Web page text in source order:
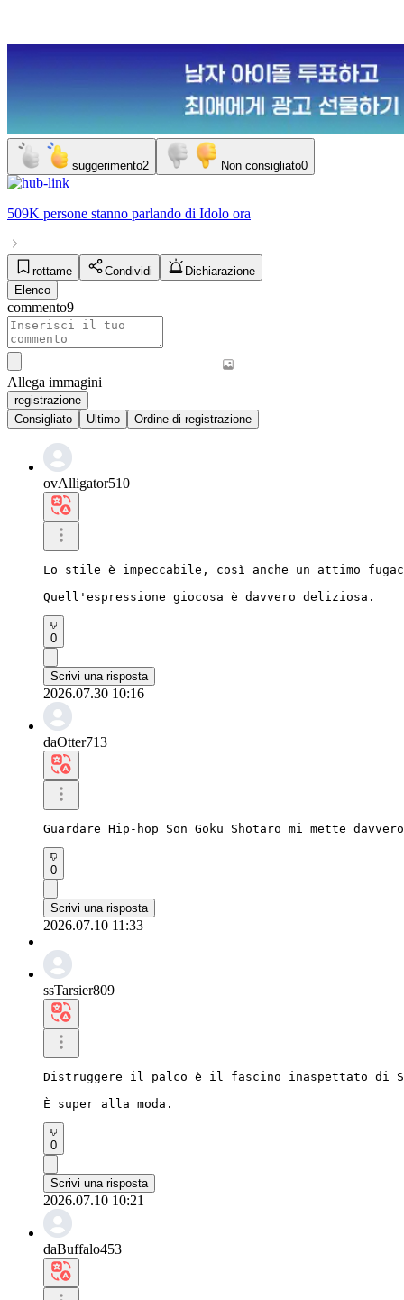
suggerimento2 Non consigliato0
509K persone stanno parlando di Idolo ora
rottame Condividi
Dichiarazione
Elenco
commento9
Allega immagini
registrazione
Consigliato
Ultimo Ordine di registrazione
ovAlligator510
Lo stile è impeccabile, così anche un attimo
Quell'espressione giocosa è davvero deliziosa.
0
Scrivi una risposta
2026.07.30 10:16
daOtter713
Guardare Hip-hop Son Goku Shotaro mi mette
0
Scrivi una risposta
2026.07.10 11:33
ssTarsier809
Distruggere il palco è il fascino inaspettato di
È super alla moda.
0
Scrivi una risposta
2026.07.10 10:21
daBuffalo453